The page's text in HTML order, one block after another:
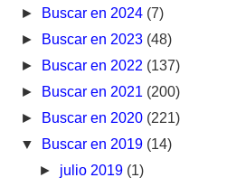
► Buscar en 2024 (7)
► Buscar en 2023 (48)
► Buscar en 2022 (137)
► Buscar en 2021 (200)
► Buscar en 2020 (221)
▼ Buscar en 2019 (14)
► julio 2019 (1)